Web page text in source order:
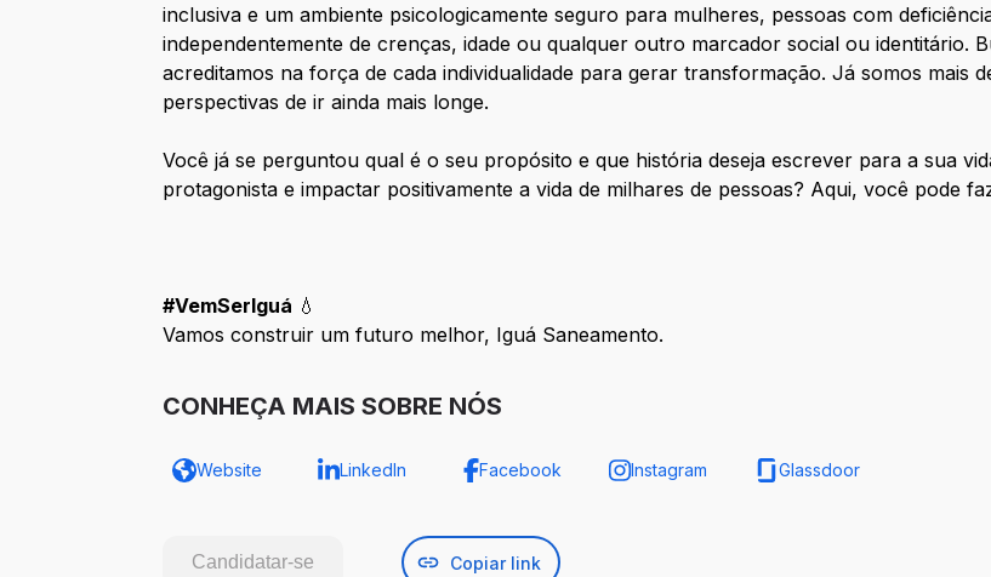
inclusiva e um ambiente psicologicamente seguro para mulheres, pessoas com
independentemente de crenças, idade ou qualquer outro marcador social ou identitário.
acreditamos na força de cada individualidade para gerar transformação. Já somos mais
perspectivas de ir ainda mais longe.
Você já se perguntou qual é o seu propósito e que história deseja escrever para a sua
protagonista e impactar positivamente a vida de milhares de pessoas? Aqui, você pode
#VemSerIguá 💧
Vamos construir um futuro melhor, Iguá Saneamento.
CONHEÇA MAIS SOBRE NÓS
Website LinkedIn Facebook Instagram Glassdoor
Candidatar-se Copiar link